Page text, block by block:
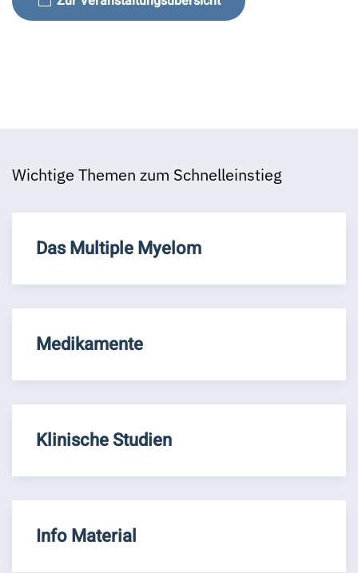
Wichtige Themen zum Schnelleinstieg
Das Multiple Myelom
Medikamente
Klinische Studien
Info Material